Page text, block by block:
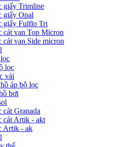
giấy Trimline
giấy Opal
giấy Fulflo Tri
cát van Top Micron
cát van Side micron
lọc
vải
áp bộ lọc
bơi
cát Granada
cát Artik - akt
Artik - ak